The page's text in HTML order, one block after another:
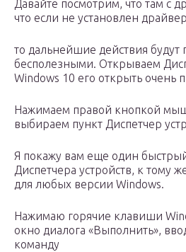
Давайте посмотрим, что там с
что если не установлен
то дальнейшие действия будут
бесполезными. Открываем
Windows 10 его открыть очень
Нажимаем правой кнопкой
выбираем пункт Диспетчер
Я покажу вам еще один
Диспетчера устройств, к тому
для любых версии Windows.
Нажимаю горячие клавиши
окно диалога «Выполнить»,
команду